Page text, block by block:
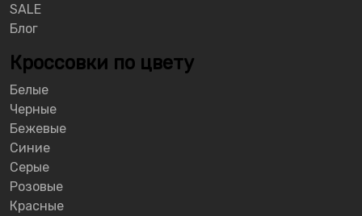
SALE
Блог
Кроссовки по цвету
Белые
Черные
Бежевые
Синие
Серые
Розовые
Красные